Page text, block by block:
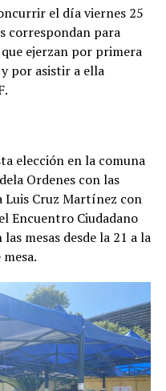
el día viernes 25
correspondan para
ejerzan por primera
por asistir a ella
elección en la comuna
Ordenes con las
Luis Cruz Martínez con
Encuentro Ciudadano
mesas desde la 21 a la